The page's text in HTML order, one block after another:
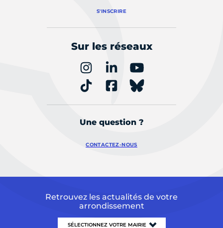
S'INSCRIRE
Sur les réseaux
Une question ?
CONTACTEZ-NOUS
Retrouvez les actualités de votre
arrondissement